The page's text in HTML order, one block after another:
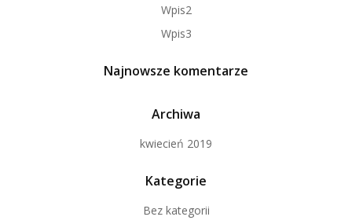
Wpis2
Wpis3
Najnowsze komentarze
Archiwa
kwiecień 2019
Kategorie
Bez kategorii